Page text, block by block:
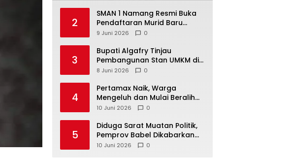
2
SMAN 1 Namang Resmi Buka
Pendaftaran Murid Baru
2026/2027
9 Juni 2026 0
3
‎Bupati Algafry Tinjau
Pembangunan Stan UMKM di
Pelangi Sawah Namang,
Lokal Kian Tertata
8 Juni 2026 0
4
‎Pertamax Naik, Warga
Mengeluh dan Mulai Beralih
ke Pertalite Meski Harus Antre
10 Juni 2026 0
5
‎Diduga Sarat Muatan Politik,
Pemprov Babel Dikabarkan
Lakukan Rotasi Besar-
10 Juni 2026 0